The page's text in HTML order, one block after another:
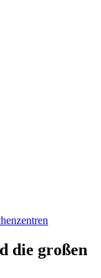
die großen